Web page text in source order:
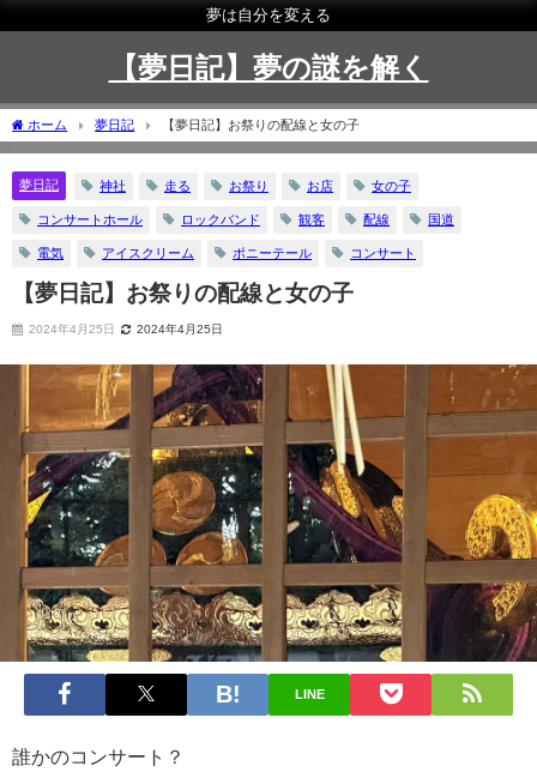
夢は自分を変える
【夢日記】夢の謎を解く
ホーム 夢日記 【夢日記】お祭りの配線と女の子
夢日記 神社 走る お祭り お店 女の子
コンサートホール ロックバンド 観客 配線 国道
電気 アイスクリーム ポニーテール コンサート
【夢日記】お祭りの配線と女の子
2024年4月25日 2024年4月25日
LINE
誰かのコンサート？